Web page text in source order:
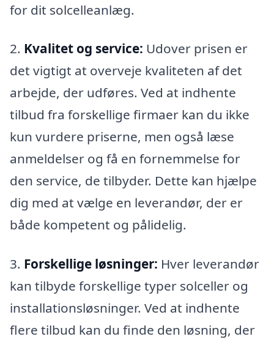
for dit solcelleanlæg.
2. Kvalitet og service: Udover prisen er
det vigtigt at overveje kvaliteten af det
arbejde, der udføres. Ved at indhente
tilbud fra forskellige firmaer kan du ikke
kun vurdere priserne, men også læse
anmeldelser og få en fornemmelse for
den service, de tilbyder. Dette kan hjælpe
dig med at vælge en leverandør, der er
både kompetent og pålidelig.
3. Forskellige løsninger: Hver leverandør
kan tilbyde forskellige typer solceller og
installationsløsninger. Ved at indhente
flere tilbud kan du finde den løsning, der